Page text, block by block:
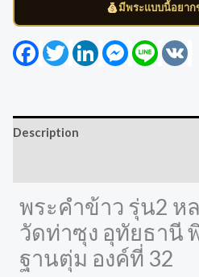
มีพระแบบนี้อยาก
FacebookTwitterLinkedInMessenger
Line
Description
พระคำข้าว รุ่น2 ห
วัดท่าซุง อุทัยธานี
ฐานตุ่ม องค์ที่ 32